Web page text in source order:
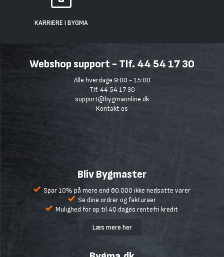
KARRIERE I BYGMA
Webshop support - Tlf. 44 54 17 30
Alle hverdage 9:00 - 15:00
Tlf. 44 54 17 30
support@bygmaonline.dk
Kontakt os
Bliv Bygmaster
Spar 10% på mere end 80.000 ikke nedsatte varer
Se dine ordrer og fakturaer
Mulighed for op til 40 dages rentefri kredit
Læs mere her